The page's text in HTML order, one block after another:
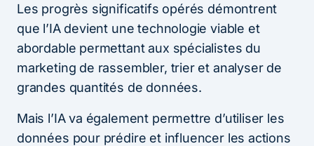
Les progrès significatifs opérés démontrent
que l’IA devient une technologie viable et
abordable permettant aux spécialistes du
marketing de rassembler, trier et analyser de
grandes quantités de données.
Mais l’IA va également permettre d’utiliser les
données pour prédire et influencer les actions